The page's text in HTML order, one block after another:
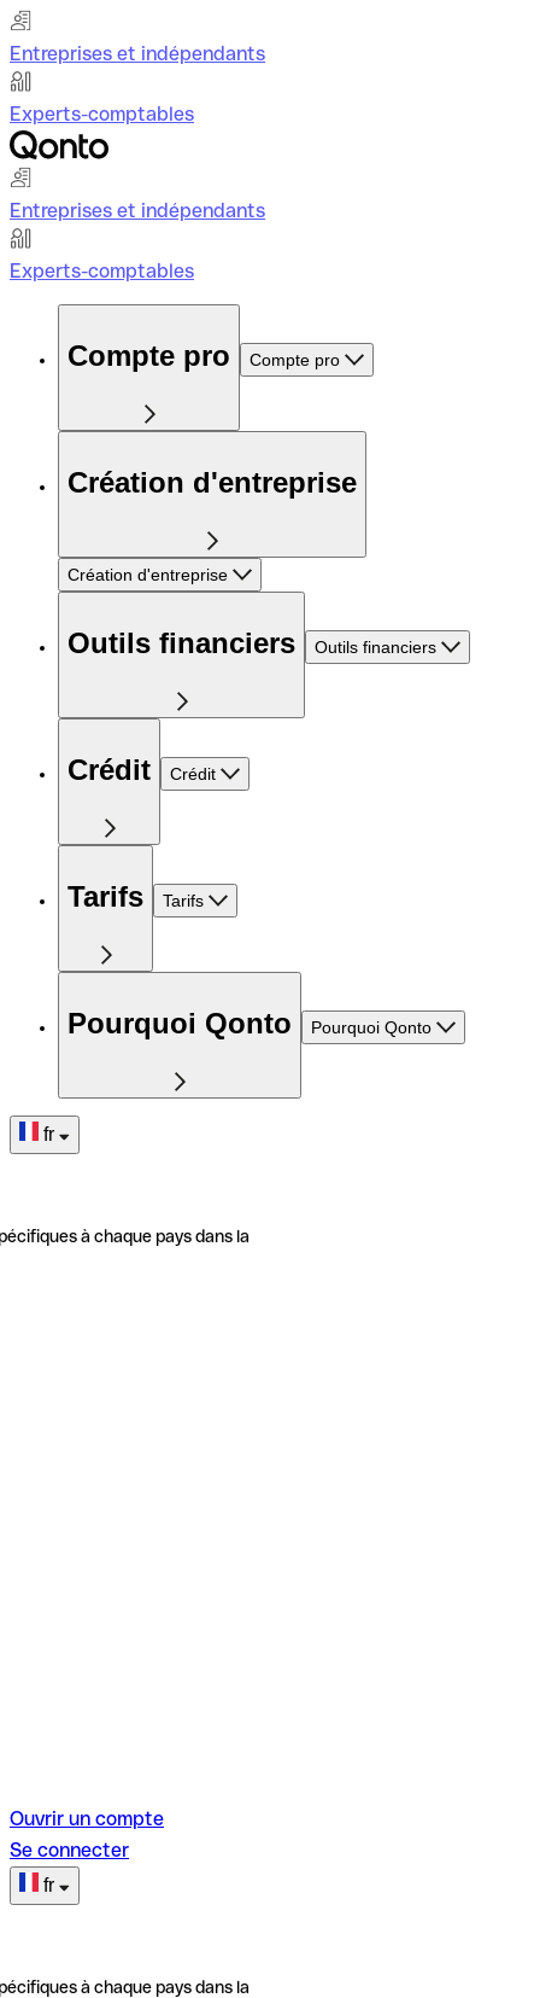
Entreprises et indépendants
Experts-comptables
Entreprises et indépendants
Experts-comptables
Compte pro Compte pro
Création d'entreprise
Création d'entreprise
Outils financiers Outils financiers
Crédit Crédit
Tarifs Tarifs
Pourquoi Qonto Pourquoi Qonto
fr
à chaque pays dans la
Ouvrir un compte
Se connecter
fr
à chaque pays dans la